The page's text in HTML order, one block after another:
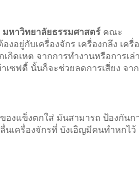
มหาวิทยาลัยธรรมศาสตร์ คณะ
อยู่กับเครื่องจักร เครื่องกลึง เครื่
กิดเหต จากการทำงานหรือการเล่า
เซฟตี้ นั้นก็จะช่วยลดการเสี่ยง จาก
งแข็งตกใส่ มันสามารถ ป้องกันก
เครื่องจักรที่ บังเอิญมีคนทำหกไว้